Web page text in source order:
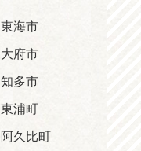
東海市
大府市
知多市
東浦町
阿久比町